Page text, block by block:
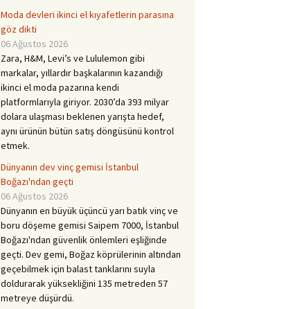
Moda devleri ikinci el kıyafetlerin parasına
göz dikti
06 Ağustos 2026
Zara, H&M, Levi’s ve Lululemon gibi
markalar, yıllardır başkalarının kazandığı
ikinci el moda pazarına kendi
platformlarıyla giriyor. 2030’da 393 milyar
dolara ulaşması beklenen yarışta hedef,
aynı ürünün bütün satış döngüsünü kontrol
etmek.
Dünyanın dev vinç gemisi İstanbul
Boğazı'ndan geçti
06 Ağustos 2026
Dünyanın en büyük üçüncü yarı batık vinç ve
boru döşeme gemisi Saipem 7000, İstanbul
Boğazı'ndan güvenlik önlemleri eşliğinde
geçti. Dev gemi, Boğaz köprülerinin altından
geçebilmek için balast tanklarını suyla
doldurarak yüksekliğini 135 metreden 57
metreye düşürdü.